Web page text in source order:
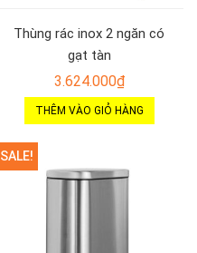
Thùng rác inox 2 ngăn có
gạt tàn
3.624.000₫
THÊM VÀO GIỎ HÀNG
SALE!